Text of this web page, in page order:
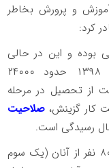
آموزش و پرورش بخاطر
کرد:
بوده و این در حالی
است که بر‌اساس آمار موجود در سال ۱۳۹۸ حدود ۲۴۰۰۰
از تحصیل در مرحله
کار گزینش،صلاحیت
حال رسیدگی است.
با این توضیح که در صورت رد صلاحیت ۸۰۰۰ نفر از آنان (یک سوم